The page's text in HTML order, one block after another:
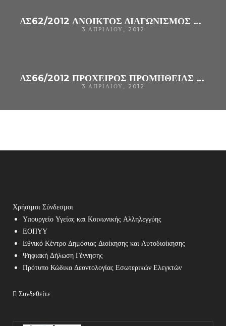
ΔΣ62/2012 ΑΝΟΙΚΤΟΣ ΔΙΑΓΩΝΙΣΜΟΣ ΓΙΑ ΠΡΟΜΗΘΕΙΑ ΑΠΟΡΡΥΠΑΝΤΙΚΩΝ
3 ΑΠΡΙΛΊΟΥ, 2012
ΔΣ66/2012 ΠΡΟΧΕΙΡΟΣ ΠΡΟΜΗΘΕΙΑΣ ΠΡΟΙΟΝΤΩΝ ΚΑΘΑΡΙΣΜΟΥ
3 ΑΠΡΙΛΊΟΥ, 2012
Χρήσιμοι Σύνδεσμοι
Υπουργείο Υγείας και Κοινωνικής Αλληλεγγύης
ΕΟΠΥΥ
Εθνικό Κέντρο Δημόσιας Διοίκησης και Αυτοδιοίκησης
Ψηφιακή Δήλωση Γέννησης
Πρότυπο Κώδικα Δεοντολογίας Εσωτερικών Ελεγκτών
Συνδεθείτε